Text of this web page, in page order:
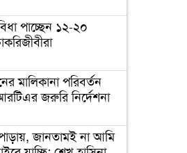
পাচ্ছেন ১২-২০
মালিকানা পরিবর্তন
জরুরি নির্দেশনা
জানতামই না আমি